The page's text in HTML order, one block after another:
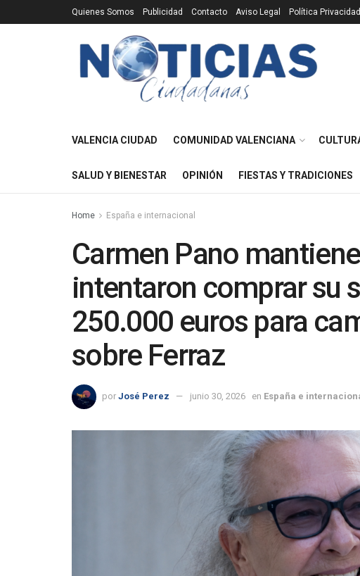
Quienes Somos Publicidad Contacto Aviso Legal Política Privacidad
VALENCIA CIUDAD COMUNIDAD VALENCIANA
SALUD Y BIENESTAR OPINIÓN FIESTAS Y TRADICIONES
Home España e internacional
Carmen Pano
intentaron comprar su
250.000 euros para
sobre Ferraz
por José Perez junio 30, 2026 en España e